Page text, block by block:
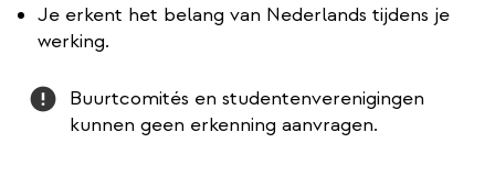
Je erkent het belang van Nederlands tijdens je
werking.
Attention
Buurtcomités en studentenverenigingen
kunnen geen erkenning aanvragen.